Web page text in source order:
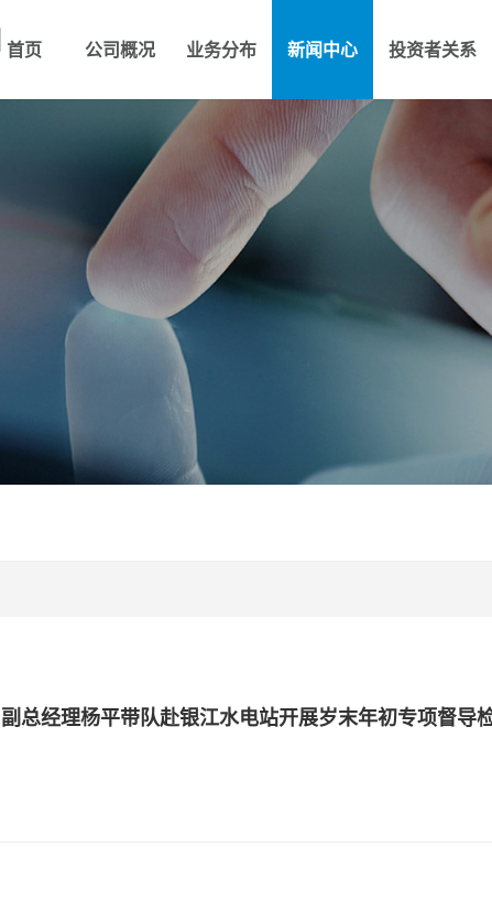
首页 公司概况 业务分布 新闻中心 投资者关系
总经理杨平带队赴银江水电站开展岁末年初专项督导